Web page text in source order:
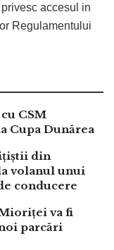
accesul in
Regulamentului
CSM
Cupa Dunărea
din
volanul unui
conducere
va fi
parcări